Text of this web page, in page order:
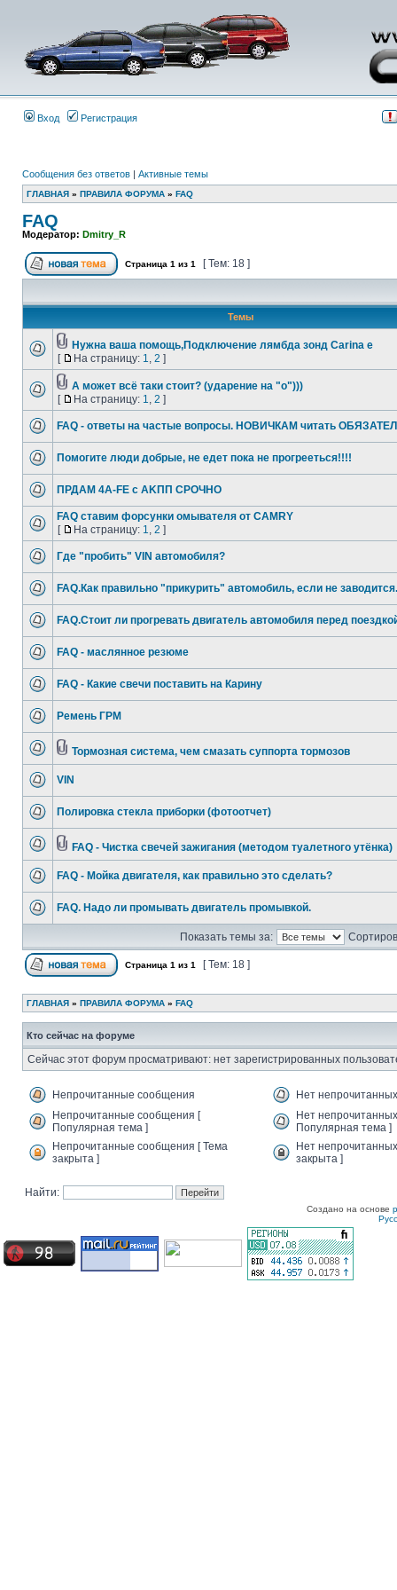
Вход Регистрация
Сообщения без ответов | Активные темы
ГЛАВНАЯ » ПРАВИЛА ФОРУМА » FAQ
FAQ
Модератор: Dmitry_R
Страница 1 из 1 [ Тем: 18 ]
Темы
Нужна ваша помощь,Подключение лямбда зонд Carina e
[
На страницу: 1, 2 ]
А может всё таки стоит? (ударение на "о")))
[
На страницу: 1, 2 ]
FAQ - ответы на частые вопросы. НОВИЧКАМ читать
Помогите люди добрые, не едет пока не прогрееться!!!!
ПРДАМ 4А-FE c AKПП СРОЧНО
FAQ ставим форсунки омывателя от CAMRY
[
На страницу: 1, 2 ]
Где "пробить" VIN автомобиля?
FAQ.Как правильно "прикурить" автомобиль, если не заводится.
FAQ.Стоит ли прогревать двигатель автомобиля перед
FAQ - маслянное резюме
FAQ - Какие свечи поставить на Карину
Ремень ГРМ
Тормозная система, чем смазать суппорта тормозов
VIN
Полировка стекла приборки (фотоотчет)
FAQ - Чистка свечей зажигания (методом туалетного утёнка)
FAQ - Мойка двигателя, как правильно это сделать?
FAQ. Надо ли промывать двигатель промывкой.
Показать темы за:
Страница 1 из 1 [ Тем: 18 ]
ГЛАВНАЯ » ПРАВИЛА ФОРУМА » FAQ
Кто сейчас на форуме
Сейчас этот форум просматривают: нет зарегистрированных
Непрочитанные сообщения
Нет
Непрочитанные сообщения [
Популярная тема ]
Нет
Популярная тема ]
Непрочитанные сообщения [ Тема
закрыта ]
Нет
закрыта ]
Найти:
Создано на основе